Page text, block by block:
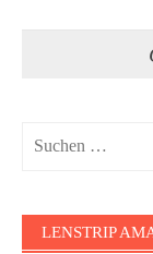
LENSTRIP